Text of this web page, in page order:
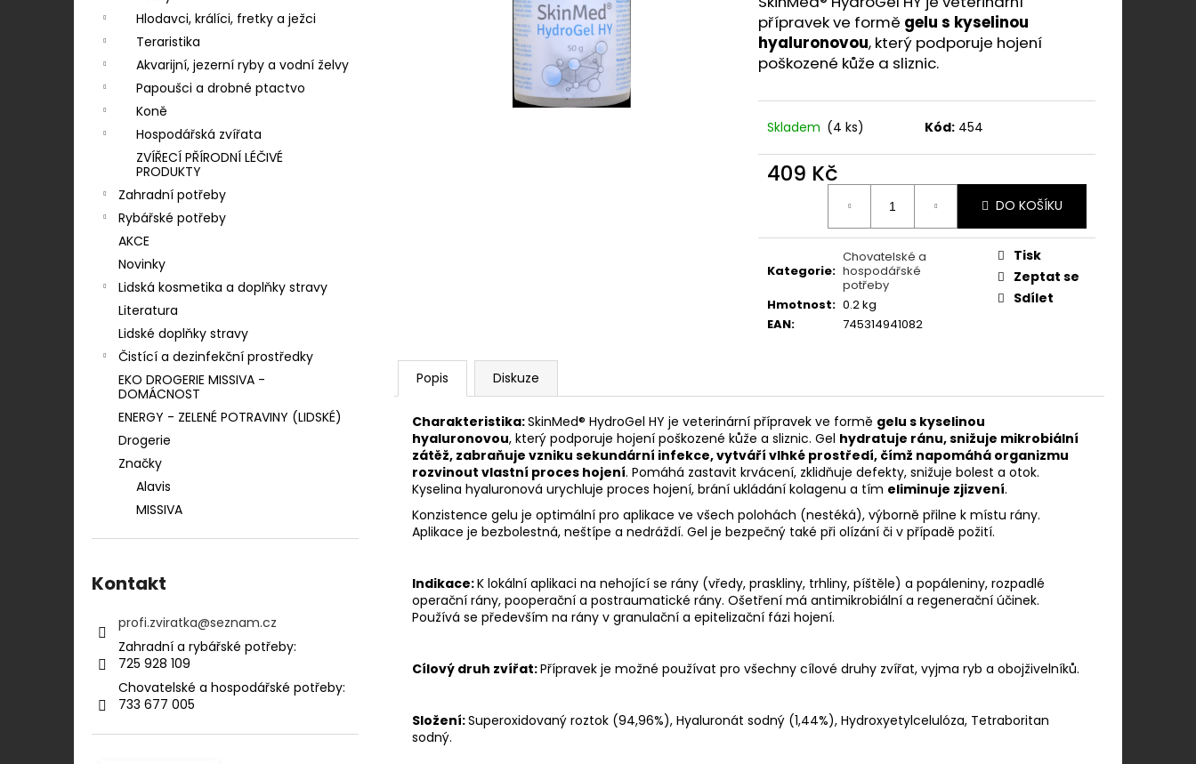
Hlodavci, králíci, fretky a ježci
Teraristika
Akvarijní, jezerní ryby a vodní želvy
Papoušci a drobné ptactvo
Koně
Hospodářská zvířata
ZVÍŘECÍ PŘÍRODNÍ LÉČIVÉ
PRODUKTY
Zahradní potřeby
Rybářské potřeby
AKCE
Novinky
Lidská kosmetika a doplňky stravy
Literatura
Lidské doplňky stravy
Čistící a dezinfekční prostředky
EKO DROGERIE MISSIVA -
DOMÁCNOST
ENERGY - ZELENÉ POTRAVINY (LIDSKÉ)
Drogerie
Značky
Alavis
MISSIVA
Kontakt
profi.zviratka@seznam.cz
Zahradní a rybářské potřeby:⠀⠀⠀⠀⠀⠀⠀
725 928 109​​
Chovatelské a hospodářské potřeby:​​⠀
733 677 005
přípravek ve formě gelu s kyselinou
hyaluronovou, který podporuje hojení
poškozené kůže a sliznic.
Skladem (4 ks) Kód: 454
409 Kč
DO KOŠÍKU
Kategorie:
Chovatelské a
hospodářské
potřeby
Hmotnost: 0.2 kg
EAN: 745314941082
Tisk
Zeptat se
Sdílet
Popis Diskuze
Charakteristika:SkinMed® HydroGel HY je veterinární přípravek ve formě gelu s kyselinou
hyaluronovou, který podporuje hojení poškozené kůže a sliznic. Gel hydratuje ránu, snižuje mikrobiální
zátěž, zabraňuje vzniku sekundární infekce, vytváří vlhké prostředí, čímž napomáhá organizmu
rozvinout vlastní proces hojení. Pomáhá zastavit krvácení, zklidňuje defekty, snižuje bolest a otok.
Kyselina hyaluronová urychluje proces hojení, brání ukládání kolagenu a tím eliminuje zjizvení.
Konzistence gelu je optimální pro aplikace ve všech polohách (nestéká), výborně přilne k místu rány.
Aplikace je bezbolestná, neštípe a nedráždí. Gel je bezpečný také při olízání či v případě požití.
Indikace:K lokální aplikaci na nehojící se rány (vředy, praskliny, trhliny, píštěle) a popáleniny, rozpadlé
operační rány, pooperační a postraumatické rány. Ošetření má antimikrobiální a regenerační účinek.
Používá se především na rány v granulační a epitelizační fázi hojení.
Cílový druh zvířat:Přípravek je možné používat pro všechny cílové druhy zvířat, vyjma ryb a obojživelníků.
Složení:Superoxidovaný roztok (94,96%), Hyaluronát sodný (1,44%), Hydroxyetylcelulóza, Tetraboritan
sodný.
KONZERVA ONTARIO ADULT
MONOPROTEIN KRŮTÍ PATE S BATÁTY
400G
46 Kč
FINE DOG EXCLUSIVE KONZERVA PRO
PSY HOVĚZÍ 100% MASA 400G
PURINA PRO PLAN CANINE FORTIFLORA
PLUS 30X 2 G